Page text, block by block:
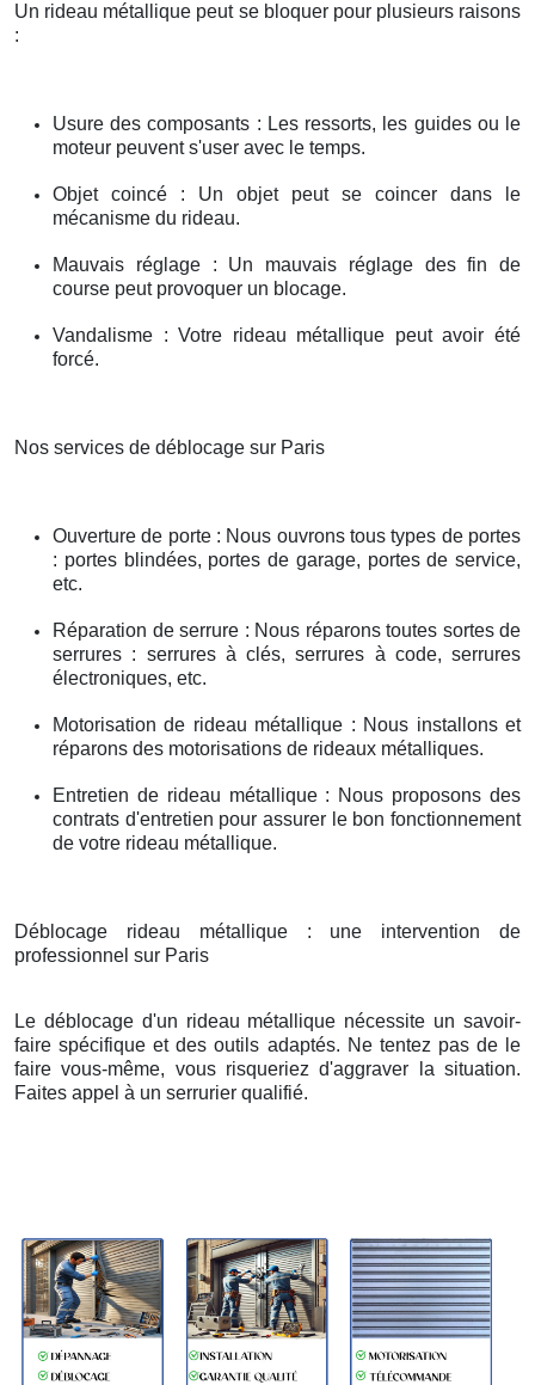
Un rideau métallique peut se bloquer pour plusieurs raisons
:
Usure des composants : Les ressorts, les guides ou le
moteur peuvent s'user avec le temps.
Objet coincé : Un objet peut se coincer dans le
mécanisme du rideau.
Mauvais réglage : Un mauvais réglage des fin de
course peut provoquer un blocage.
Vandalisme : Votre rideau métallique peut avoir été
forcé.
Nos services de déblocage sur Paris
Ouverture de porte : Nous ouvrons tous types de portes
: portes blindées, portes de garage, portes de service,
etc.
Réparation de serrure : Nous réparons toutes sortes de
serrures : serrures à clés, serrures à code, serrures
électroniques, etc.
Motorisation de rideau métallique : Nous installons et
réparons des motorisations de rideaux métalliques.
Entretien de rideau métallique : Nous proposons des
contrats d'entretien pour assurer le bon fonctionnement
de votre rideau métallique.
Déblocage rideau métallique : une intervention de
professionnel sur Paris
Le déblocage d'un rideau métallique nécessite un savoir-
faire spécifique et des outils adaptés. Ne tentez pas de le
faire vous-même, vous risqueriez d'aggraver la situation.
Faites appel à un serrurier qualifié.